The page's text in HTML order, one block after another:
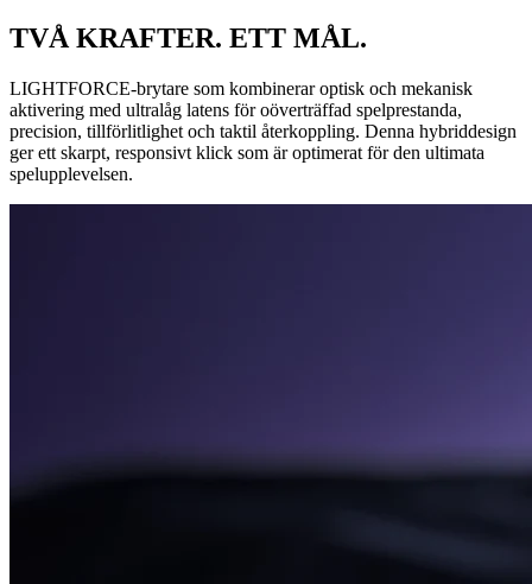
TVÅ KRAFTER. ETT MÅL.
LIGHTFORCE-brytare som kombinerar optisk och mekanisk
aktivering med ultralåg latens för oöverträffad spelprestanda,
precision, tillförlitlighet och taktil återkoppling. Denna hybriddesign
ger ett skarpt, responsivt klick som är optimerat för den ultimata
spelupplevelsen.